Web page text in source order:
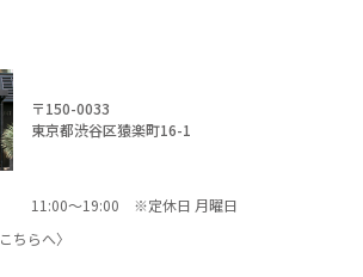
〒150-0033
東京都渋谷区猿楽町16-1
11:00～19:00 ※定休日 月曜日
こちらへ〉